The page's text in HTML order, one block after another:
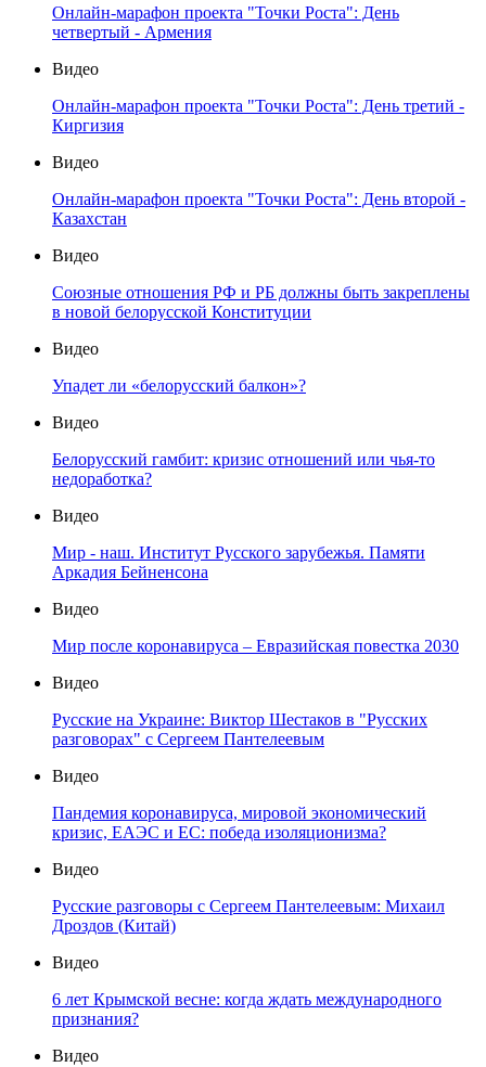
Онлайн-марафон проекта "Точки Роста": День
четвертый - Армения
Видео
Онлайн-марафон проекта "Точки Роста": День третий -
Киргизия
Видео
Онлайн-марафон проекта "Точки Роста": День второй -
Казахстан
Видео
Союзные отношения РФ и РБ должны быть закреплены
в новой белорусской Конституции
Видео
Упадет ли «белорусский балкон»?
Видео
Белорусский гамбит: кризис отношений или чья-то
недоработка?
Видео
Мир - наш. Институт Русского зарубежья. Памяти
Аркадия Бейненсона
Видео
Мир после коронавируса – Евразийская повестка 2030
Видео
Русские на Украине: Виктор Шестаков в "Русских
разговорах" с Сергеем Пантелеевым
Видео
Пандемия коронавируса, мировой экономический
кризис, ЕАЭС и ЕС: победа изоляционизма?
Видео
Русские разговоры с Сергеем Пантелеевым: Михаил
Дроздов (Китай)
Видео
6 лет Крымской весне: когда ждать международного
признания?
Видео